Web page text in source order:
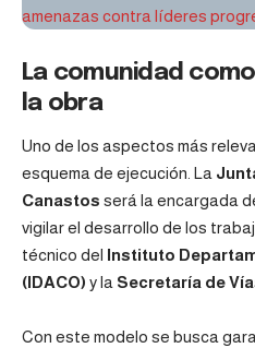
amenazas contra líderes
La comunidad
la obra
Uno de los aspectos más
esquema de ejecución. La
Canastos será la encargada
vigilar el desarrollo de los
técnico del Instituto
(IDACO) y la Secretaría de
Con este modelo se busca